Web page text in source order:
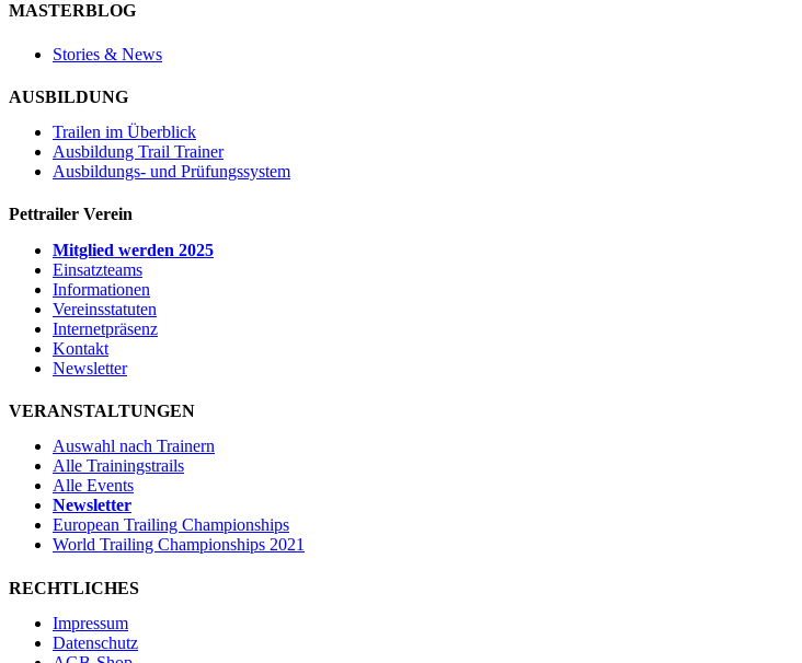
MASTERBLOG
Stories & News
AUSBILDUNG
Trailen im Überblick
Ausbildung Trail Trainer
Ausbildungs- und Prüfungssystem
Pettrailer Verein
Mitglied werden 2025
Einsatzteams
Informationen
Vereinsstatuten
Internetpräsenz
Kontakt
Newsletter
VERANSTALTUNGEN
Auswahl nach Trainern
Alle Trainingstrails
Alle Events
Newsletter
European Trailing Championships
World Trailing Championships 2021
RECHTLICHES
Impressum
Datenschutz